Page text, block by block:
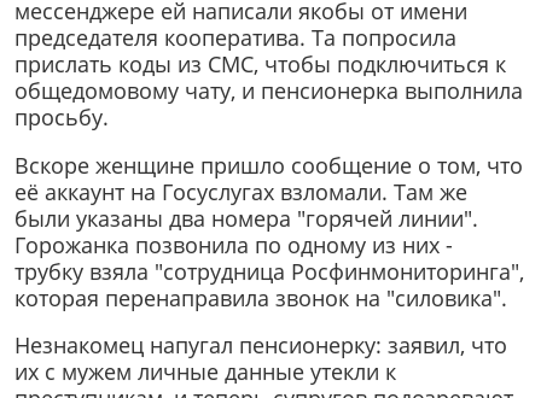
мессенджере ей написали якобы от имени
председателя кооператива. Та попросила
прислать коды из СМС, чтобы подключиться к
общедомовому чату, и пенсионерка выполнила
просьбу.
Вскоре женщине пришло сообщение о том, что
её аккаунт на Госуслугах взломали. Там же
были указаны два номера "горячей линии".
Горожанка позвонила по одному из них -
трубку взяла "сотрудница Росфинмониторинга",
которая перенаправила звонок на "силовика".
Незнакомец напугал пенсионерку: заявил, что
их с мужем личные данные утекли к